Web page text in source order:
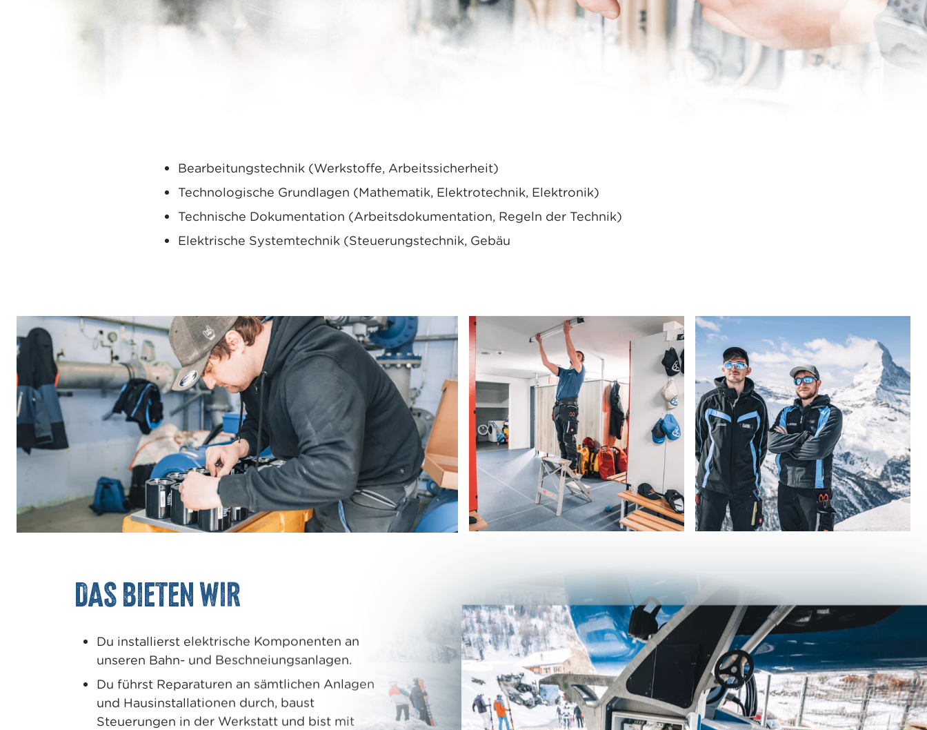
Die Lehre zum Elektroinstallateur/in EFZ dauert grundsätzlich vier Jahre.
1-2 Tage pro Woche besuchst du die Berufsschule in Visp und überbetriebliche Kurse in Sitten.
Bearbeitungstechnik (Werkstoffe, Arbeitssicherheit)
Technologische Grundlagen (Mathematik, Elektrotechnik, Elektronik)
Technische Dokumentation (Arbeitsdokumentation, Regeln der Technik)
Elektrische Systemtechnik (Steuerungstechnik, Gebäu
DAs bieten wir
Du installierst elektrische Komponenten an
unseren Bahn- und Beschneiungsanlagen.
Du führst Reparaturen an sämtlichen Anlagen
und Hausinstallationen durch, baust
Steuerungen in der Werkstatt und bist mit